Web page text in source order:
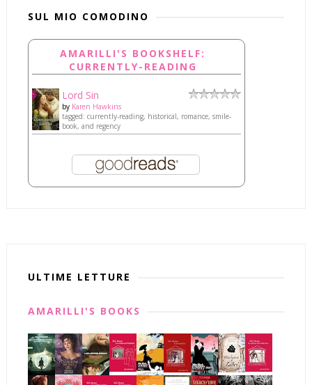
SUL MIO COMODINO
AMARILLI'S BOOKSHELF:
CURRENTLY-READING
Lord Sin
by Karen Hawkins
tagged: currently-reading, historical, romance, smile-
book, and regency
ULTIME LETTURE
AMARILLI'S BOOKS